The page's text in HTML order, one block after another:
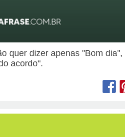
quer dizer apenas "Bom dia",
acordo".